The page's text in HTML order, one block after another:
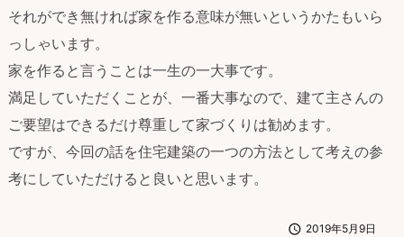
それができ無ければ家を作る意味が無いというかたもいら
っしゃいます。
家を作ると言うことは一生の一大事です。
満足していただくことが、一番大事なので、建て主さんの
ご要望はできるだけ尊重して家づくりは勧めます。
ですが、今回の話を住宅建築の一つの方法として考えの参
考にしていただけると良いと思います。
 2019年5月9日